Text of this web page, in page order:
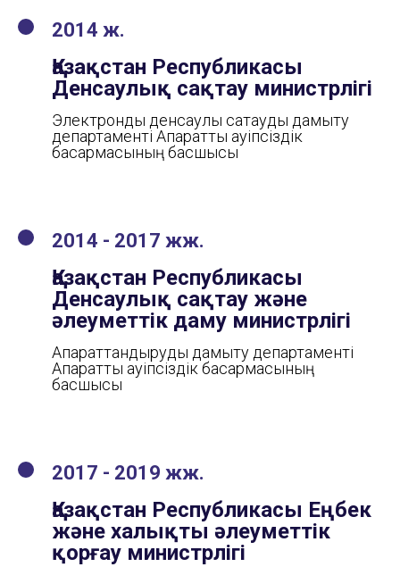
2014 ж.
Қазақстан Республикасы
Денсаулық сақтау министрлігі
Электрондық денсаулық сақтауды дамыту
департаменті Ақпараттық қауіпсіздік
басқармасының басшысы
2014 - 2017 жж.
Қазақстан Республикасы
Денсаулық сақтау және
әлеуметтік даму министрлігі
Ақпараттандыруды дамыту департаменті
Ақпараттық қауіпсіздік басқармасының
басшысы
2017 - 2019 жж.
Қазақстан Республикасы Еңбек
және халықты әлеуметтік
қорғау министрлігі